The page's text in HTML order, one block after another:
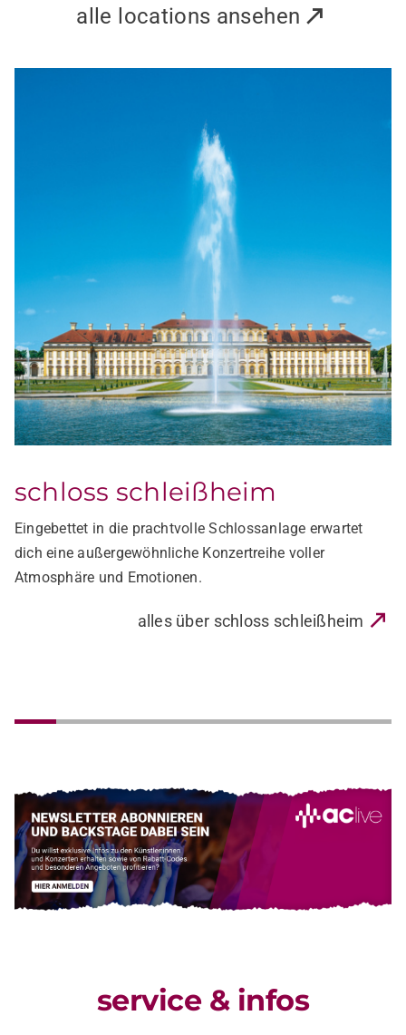
alle locations ansehen
schlossgarten insel mainau
Mitten im Herzen des Bodensees, umgeben von
mediterraner Parklandschaft, veranstalten wir eine
außergewöhnliche Konzertreihe auf der Insel Mainau.
alles über schlossgarten insel mainau
service & infos